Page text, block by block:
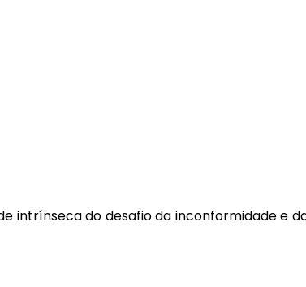
intrínseca do desafio da inconformidade e